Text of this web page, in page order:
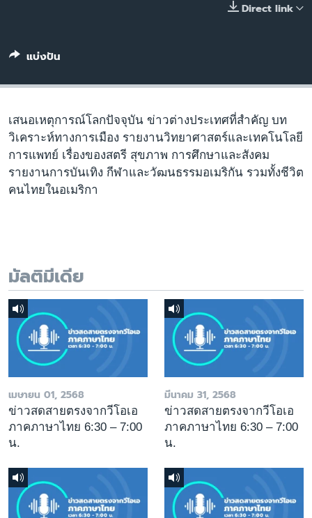
Direct link
แบ่งปัน
เสนอเหตุการณ์โลกปัจจุบัน ข่าวต่างประเทศที่สำคัญ บท
วิเคราะห์ทางการเมือง รายงานวิทยาศาสตร์และเทคโนโลยี
การแพทย์ เรื่องของสตรี สุขภาพ การศึกษาและสังคม
รายงานการบันเทิง กีฬาและวัฒนธรรมอเมริกัน รวมทั้งชีวิต
คนไทยในอเมริกา
มัลติมีเดีย
เมษายน 01, 2568
ข่าวสดสายตรงจากวีโอเอ
ภาคภาษาไทย 6:30 – 7:00
น.
มีนาคม 31, 2568
ข่าวสดสายตรงจากวีโอเอ
ภาคภาษาไทย 6:30 – 7:00
น.